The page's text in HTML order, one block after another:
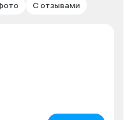
С отзывами